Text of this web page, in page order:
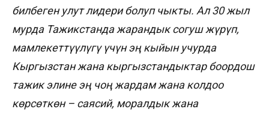
билбеген улут лидери болуп чыкты. Ал 30 жыл
мурда Тажикстанда жарандык согуш жүрүп,
мамлекеттүүлүгү үчүн эң кыйын учурда
Кыргызстан жана кыргызстандыктар боордош
тажик элине эң чоң жардам жана колдоо
көрсөткөн – саясий, моралдык жана